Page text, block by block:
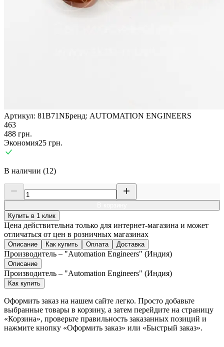
Артикул: 81B71NБренд: AUTOMATION ENGINEERS
463
488 грн.
Экономия25 грн.
В наличии (12)
Купить в 1 клик
Цена действительна только для интернет-магазина и может
отличаться от цен в розничных магазинах
Описание Как купить Оплата Доставка
Производитель – "Automation Engineers" (Индия)
Описание
Производитель – "Automation Engineers" (Индия)
Как купить
Оформить заказ на нашем сайте легко. Просто добавьте
выбранные товары в корзину, а затем перейдите на страницу
«Корзина», проверьте правильность заказанных позиций и
нажмите кнопку «Оформить заказ» или «Быстрый заказ».